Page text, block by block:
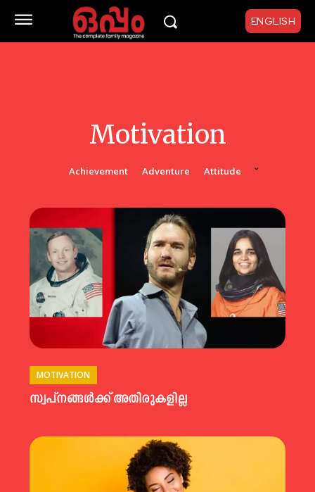
ENGLISH
Motivation
Achievement Adventure Attitude
MOTIVATION
സ്വപ്‌നങ്ങൾക്ക് അതിരുകളില്ല